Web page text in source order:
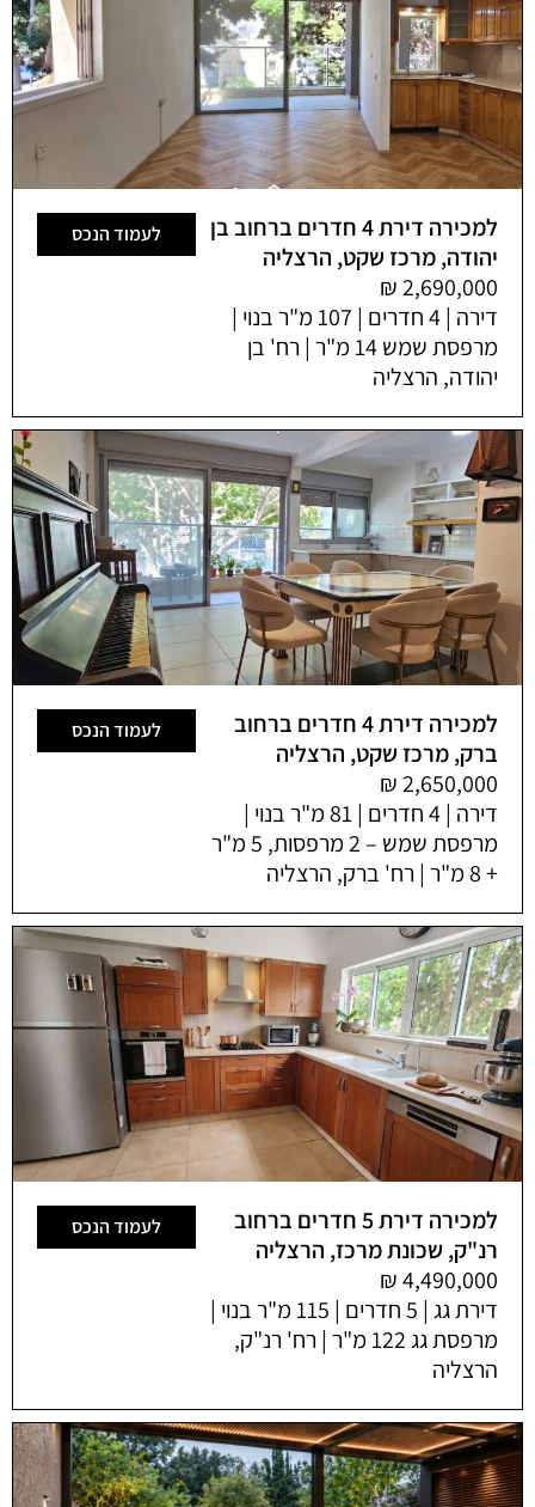
למכירה דירת 4 חדרים ברחוב בן
יהודה, מרכז שקט, הרצליה
דירה | 4 חדרים | 107 מ"ר בנוי |
מרפסת שמש 14 מ"ר | רח' בן
יהודה, הרצליה
לעמוד הנכס
למכירה דירת 4 חדרים ברחוב
ברק, מרכז שקט, הרצליה
דירה | 4 חדרים | 81 מ"ר בנוי |
מרפסת שמש – 2 מרפסות, 5 מ"ר
+ 8 מ"ר | רח' ברק, הרצליה
לעמוד הנכס
למכירה דירת 5 חדרים ברחוב
רנ"ק, שכונת מרכז, הרצליה
דירת גג | 5 חדרים | 115 מ"ר בנוי |
מרפסת גג 122 מ"ר | רח' רנ"ק,
הרצליה
לעמוד הנכס